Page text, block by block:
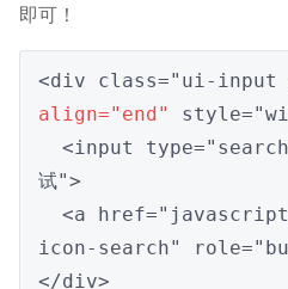
即可！
align="end"
试">
icon-search"
</div>